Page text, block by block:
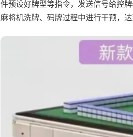
件预设好牌型等指令，发送信号给控
麻将机洗牌、码牌过程中进行干预，达